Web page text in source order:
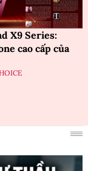
X9 Series:
cao cấp của